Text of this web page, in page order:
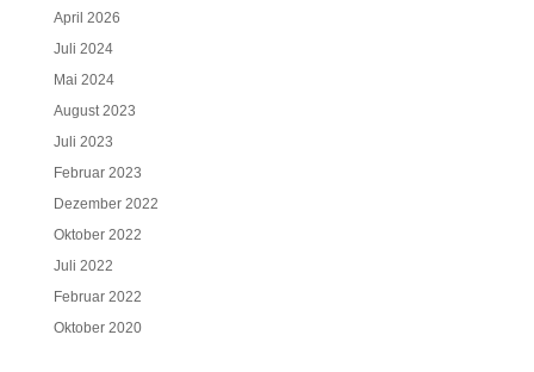
April 2026
Juli 2024
Mai 2024
August 2023
Juli 2023
Februar 2023
Dezember 2022
Oktober 2022
Juli 2022
Februar 2022
Oktober 2020